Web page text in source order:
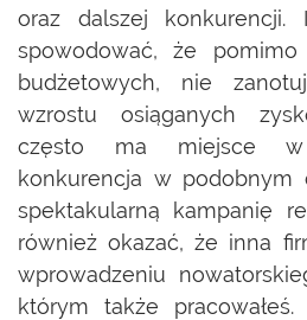
oraz dalszej konkurencji.
spowodować, że
budżetowych, nie
wzrostu osiąganych
często ma miejsce
konkurencja w podobnym
spektakularną kampanię
również okazać, że inna
wprowadzeniu
którym także